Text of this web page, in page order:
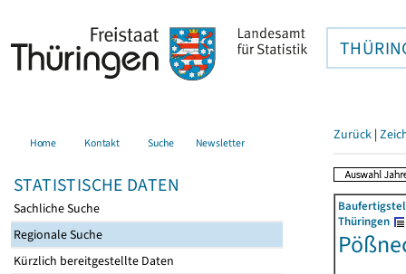
Home Kontakt Suche Newsletter
STATISTISCHE DATEN
Sachliche Suche
Regionale Suche
Kürzlich bereitgestellte Daten
Zurück |
Thüringen